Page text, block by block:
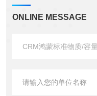
ONLINE MESSAGE